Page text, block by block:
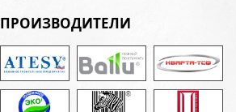
ПРОИЗВОДИТЕЛИ